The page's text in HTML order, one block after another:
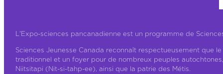
L'Expo-sciences pancanadienne est un programme de
Sciences Jeunesse Canada reconnaît respectueusement que
traditionnel et un foyer pour de nombreux peuples
Niitsitapi (Nit-si-tahp-ee), ainsi que la patrie des Métis.